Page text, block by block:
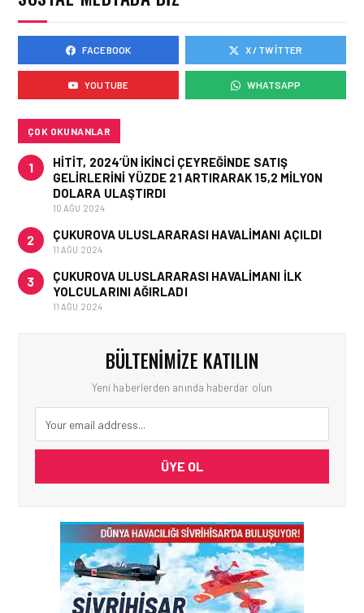
GÜNCEL HABERLER • 02 HAZ 2026
EUROCONTROL AVRUPA
HAVACILIK GÖRÜNÜMÜ
RAPORU, 18-24 MAYIS
FACEBOOK X / TWITTER
YOUTUBE WHATSAPP
ÇOK OKUNANLAR
1
HITIT, 2024’ÜN IKINCI ÇEYREĞINDE SATIŞ
GELIRLERINI YÜZDE 21 ARTIRARAK 15,2 MILYON
DOLARA ULAŞTIRDI
10 AĞU 2024
2 ÇUKUROVA ULUSLARARASI HAVALIMANI AÇILDI
11 AĞU 2024
3
ÇUKUROVA ULUSLARARASI HAVALIMANI İLK
YOLCULARINI AĞIRLADI
11 AĞU 2024
BÜLTENIMIZE KATILIN
Yeni haberlerden anında haberdar olun
ÜYE OL